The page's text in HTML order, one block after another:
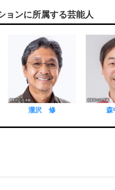
ョンに所属する芸能人
瀧沢 修